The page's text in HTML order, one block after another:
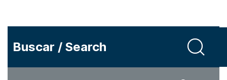
Buscar / Search